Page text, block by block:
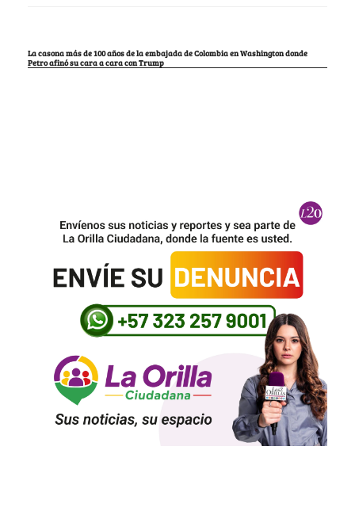
La casona más de 100 años de la embajada de Colombia en Washington donde
Petro afinó su cara a cara con Trump